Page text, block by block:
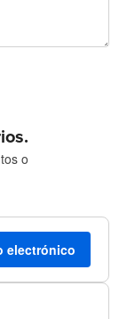
o
electrónico